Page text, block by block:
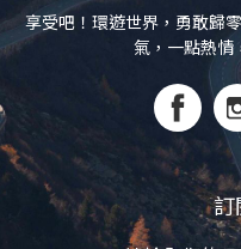
享受吧！環遊世界，勇敢歸
氣，一點熱情
訂